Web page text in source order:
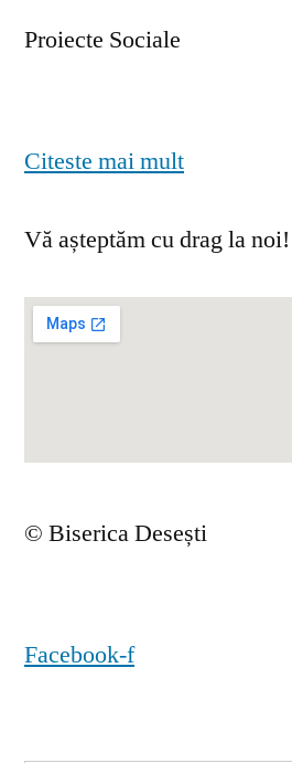
Proiecte Sociale
Citeste mai mult
Vă așteptăm cu drag la noi!
© Biserica Desești
Facebook-f